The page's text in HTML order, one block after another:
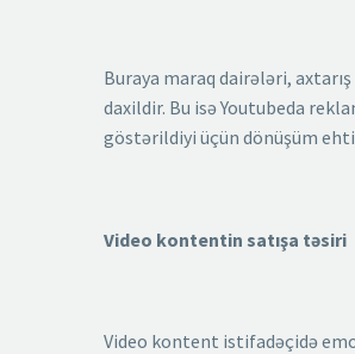
Buraya maraq dairələri,
daxildir. Bu isə Youtubeda
göstərildiyi üçün dönüşüm
Video kontentin satışa təsiri
Video kontent istifadəçidə